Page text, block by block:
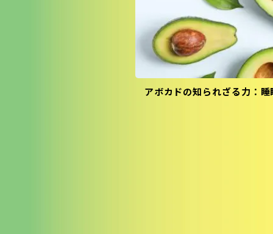
アボカドの知られざる力：